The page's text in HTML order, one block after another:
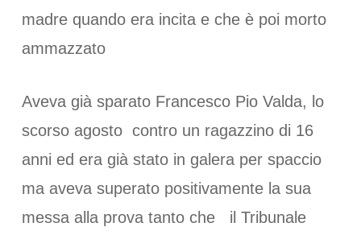
madre quando era incita e che è poi morto
ammazzato
Aveva già sparato Francesco Pio Valda, lo
scorso agosto contro un ragazzino di 16
anni ed era già stato in galera per spaccio
ma aveva superato positivamente la sua
messa alla prova tanto che il Tribunale